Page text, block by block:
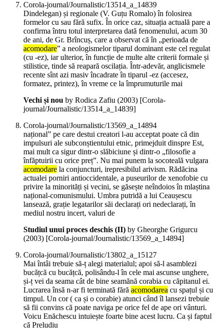
Corola-journal/Journalistic/13514_a_14839
Dindelegan) și regionale (V. Guțu Romalo) în folosirea
formelor cu sau fără sufix. În orice caz, situația actuală pare a
confirma întru totul interpretarea dată fenomenului, acum 30
de ani, de Gr. Brîncuș, care a observat că în „perioada de
acomodare” a neologismelor tiparul dominant este cel regulat
(cu -ez), iar ulterior, în funcție de multe alte criterii formale și
stilistice, tinde să reapară oscilația. Într-adevăr, anglicismele
recente sînt azi masiv încadrate în tiparul -ez (accesez,
formatez, printez), în vreme ce la împrumuturile mai
Vechi și nou by Rodica Zafiu (2003) [Corola-
journal/Journalistic/13514_a_14839]
Corola-journal/Journalistic/13569_a_14894
național” pe care destui creatori l-au acceptat poate că din
impulsuri ale subconștientului etnic, primejduit dinspre Est,
mai mult ca sigur dintr-o slăbiciune și dintr-o „filosofie a
înfăptuirii cu orice preț”. Nu mai punem la socoteală vulgara
acomodare la conjuncturi, irepresibilul arivism. Rădăcina
actualei porniri antioccidentale, a puseurilor de xenofobie cu
privire la minorități și vecini, se găsește neîndoios în mlaștina
național-comunismului. Umbra putridă a lui Ceaușescu
lansează, grație legatarilor săi declarați ori nedeclarați, în
mediul nostru incert, valuri de
Studiul unui proces deschis (II) by Gheorghe Grigurcu
(2003) [Corola-journal/Journalistic/13569_a_14894]
Corola-journal/Journalistic/13802_a_15127
Mai întâi trebuie să-ț alegi materialul; apoi să-l asamblezi
bucățcă cu bucățcă, polisându-l în cele mai ascunse unghere,
și-ț vei da seama cât de bine seamănă corabia cu căpitanul ei.
Lucrarea însă n-ar fi terminată fără acomodarea cu spațul și cu
timpul. Un cor ( ca și o corabie) atunci când îl lansezi trebuie
să fii convins că poate naviga pe orice fel de ape ori vânturi.
Voicu Enăchescu intuiește foarte bine acest lucru. Ca și faptul
că Preludiu